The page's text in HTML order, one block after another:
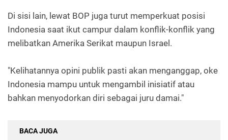
Di sisi lain, lewat BOP juga turut memperkuat posisi
Indonesia saat ikut campur dalam konflik-konflik yang
melibatkan Amerika Serikat maupun Israel.
"Kelihatannya opini publik pasti akan menganggap, oke
Indonesia mampu untuk mengambil inisiatif atau
bahkan menyodorkan diri sebagai juru damai."
BACA JUGA